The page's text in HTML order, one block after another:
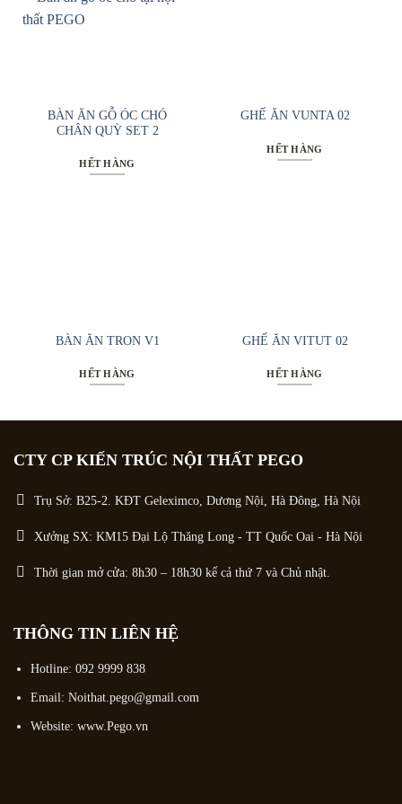
BÀN ĂN GỖ ÓC CHÓ
CHÂN QUỲ SET 2
HẾT HÀNG
GHẾ ĂN VUNTA 02
HẾT HÀNG
BÀN ĂN TRON V1
HẾT HÀNG
GHẾ ĂN VITUT 02
HẾT HÀNG
CTY CP KIẾN TRÚC NỘI THẤT PEGO
Trụ Sở: B25-2. KĐT Geleximco, Dương Nội, Hà Đông, Hà Nội
Xưởng SX: KM15 Đại Lộ Thăng Long - TT Quốc Oai - Hà Nội
Thời gian mở cửa: 8h30 – 18h30 kể cả thứ 7 và Chủ nhật.
THÔNG TIN LIÊN HỆ
Hotline: 092 9999 838
Email: Noithat.pego@gmail.com
Website: www.Pego.vn